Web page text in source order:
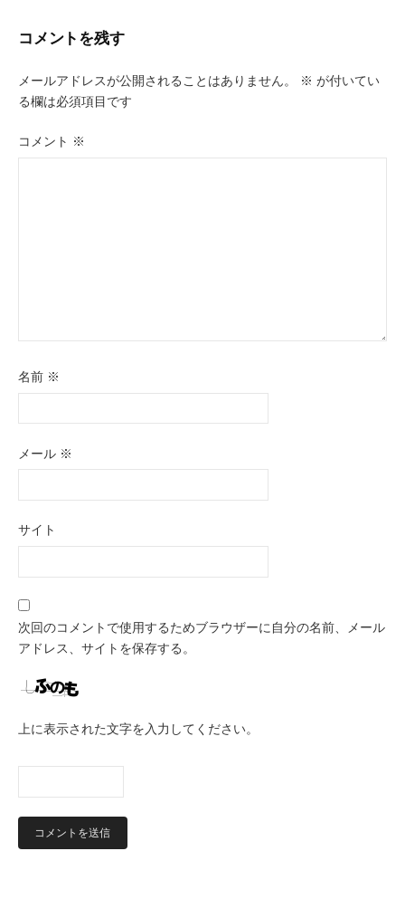
ビ
ゲ
ー
シ
コメントを残す
メールアドレスが公開されることはありません。 ※ が付いてい
る欄は必須項目です
コメント ※
名前 ※
メール ※
サイト
次回のコメントで使用するためブラウザーに自分の名前、メール
アドレス、サイトを保存する。
上に表示された文字を入力してください。